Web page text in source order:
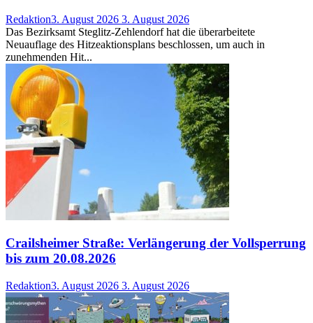
Redaktion3. August 2026 3. August 2026
Das Bezirksamt Steglitz-Zehlendorf hat die überarbeitete
Neuauflage des Hitzeaktionsplans beschlossen, um auch in
zunehmenden Hit...
Crailsheimer Straße: Verlängerung der Vollsperrung
bis zum 20.08.2026
Redaktion3. August 2026 3. August 2026